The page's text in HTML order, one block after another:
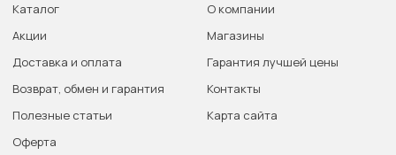
Каталог
Акции
Доставка и оплата
Возврат, обмен и гарантия
Полезные статьи
Оферта
О компании
Магазины
Гарантия лучшей цены
Контакты
Карта сайта